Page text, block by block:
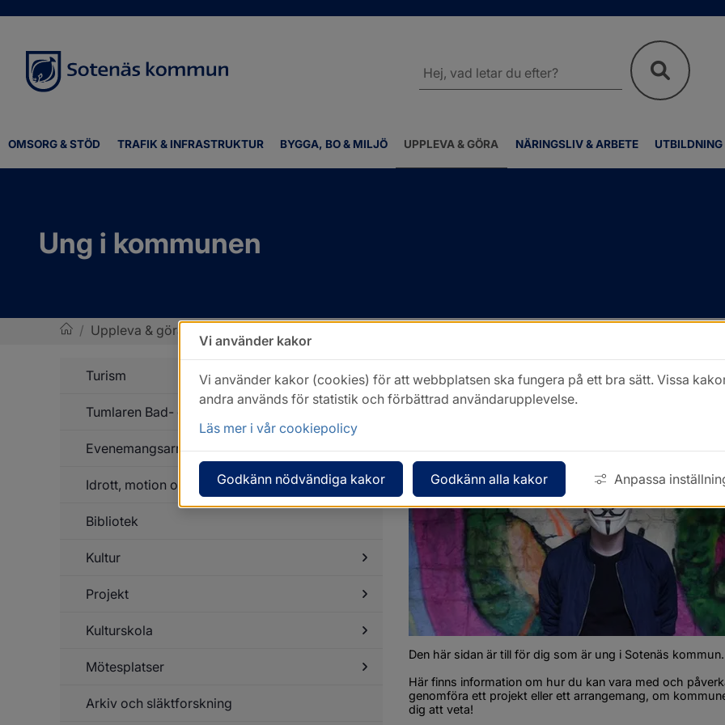
OMSORG & STÖD TRAFIK & INFRASTRUKTUR BYGGA, BO & MILJÖ UPPLEVA & GÖRA NÄRINGSLIV & ARBETE UTBILDNING
webbplatsen
Ung i kommunen
/ Uppleva & göra
Turism
Tumlaren Bad- och Friskvårdsanläggning
Evenemangsarrangörer
Undersidor
för
Evenemangsarrangörer
Idrott, motion och friluftsliv
Undersidor
motion
friluftsliv
Bibliotek
Kultur
Undersidor
Projekt
Undersidor
Kulturskola
Undersidor
Kulturskola
Mötesplatser
Undersidor
Arkiv och släktforskning
Ung i kommunen
Den här sidan är till för dig som är ung i Sotenäs kommun.
Här finns information om hur du kan vara med och
genomföra ett projekt eller ett arrangemang, om
dig att veta!
Vi använder kakor
Vi använder kakor (cookies) för att webbplatsen ska fungera på ett bra sätt. Vissa
andra används för statistik och förbättrad användarupplevelse.
Läs mer i vår cookiepolicy
Godkänn nödvändiga kakor Godkänn alla kakor Anpassa